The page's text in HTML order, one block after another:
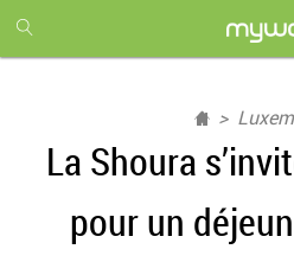
month
free
La Shoura
pour un